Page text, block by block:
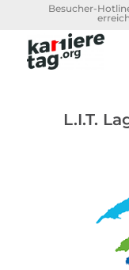
Besucher-
L.I.T.